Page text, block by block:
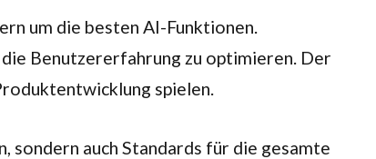
um die besten AI-Funktionen.
Benutzererfahrung zu optimieren. Der
spielen.
auch Standards für die gesamte